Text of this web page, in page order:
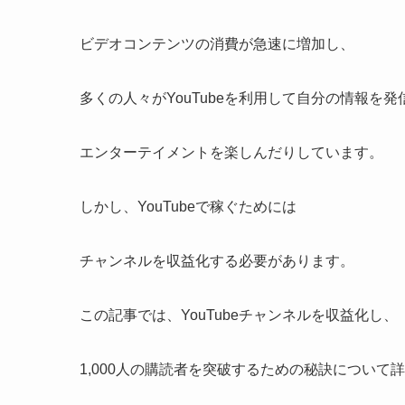
ビデオコンテンツの消費が急速に増加し、
多くの人々がYouTubeを利用して自分の情報を発
エンターテイメントを楽しんだりしています。
しかし、YouTubeで稼ぐためには
チャンネルを収益化する必要があります。
この記事では、YouTubeチャンネルを収益化し、
1,000人の購読者を突破するための秘訣について詳